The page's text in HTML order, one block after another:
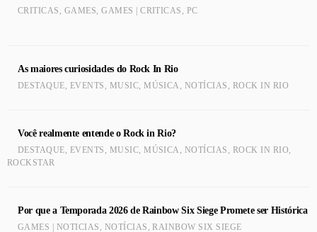
CRITICAS , GAMES,GAMES | CRITICAS , PC
As maiores curiosidades do Rock In Rio
DESTAQUE, EVENTS , MUSIC,MÚSICA , NOTÍCIAS , ROCK IN RIO
Você realmente entende o Rock in Rio?
DESTAQUE, EVENTS , MUSIC,MÚSICA , NOTÍCIAS , ROCK IN RIO,
ROCKSTAR
Por que a Temporada 2026 de Rainbow Six Siege Promete ser Histórica
GAMES | NOTICIAS , NOTÍCIAS ,RAINBOW SIX SIEGE